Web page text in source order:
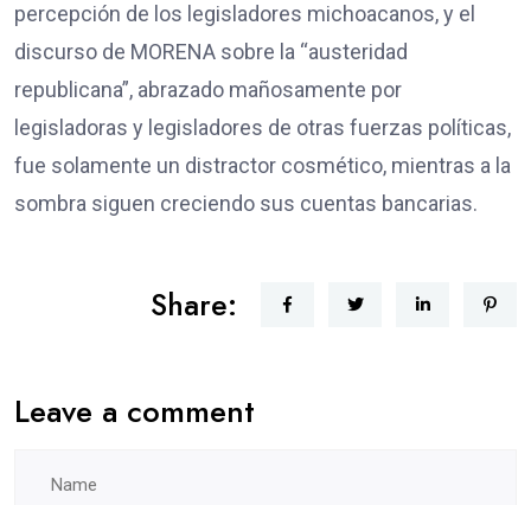
percepción de los legisladores michoacanos, y el
discurso de MORENA sobre la “austeridad
republicana”, abrazado mañosamente por
legisladoras y legisladores de otras fuerzas políticas,
fue solamente un distractor cosmético, mientras a la
sombra siguen creciendo sus cuentas bancarias.
Share:
Leave a comment